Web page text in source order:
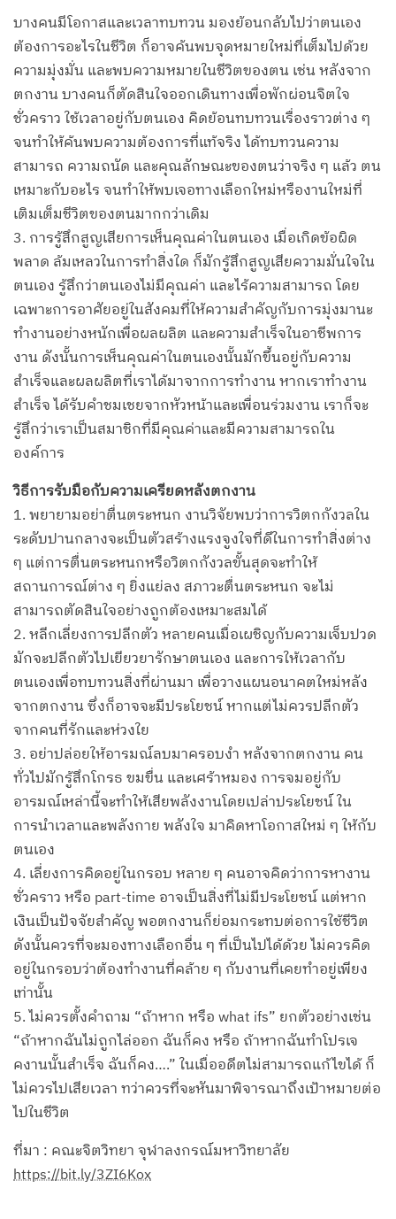
บางคนมีโอกาสและเวลาทบทวน มองย้อนกลับไปว่าตนเอง
ต้องการอะไรในชีวิต ก็อาจค้นพบจุดหมายใหม่ที่เต็มไปด้วย
ความมุ่งมั่น และพบความหมายในชีวิตของตน เช่น หลังจาก
ตกงาน บางคนก็ตัดสินใจออกเดินทางเพื่อพักผ่อนจิตใจ
ชั่วคราว ใช้เวลาอยู่กับตนเอง คิดย้อนทบทวนเรื่องราวต่าง ๆ
จนทำให้ค้นพบความต้องการที่แท้จริง ได้ทบทวนความ
สามารถ ความถนัด และคุณลักษณะของตนว่าจริง ๆ แล้ว ตน
เหมาะกับอะไร จนทำให้พบเจอทางเลือกใหม่หรืองานใหม่ที่
เติมเต็มชีวิตของตนมากกว่าเดิม
3. การรู้สึกสูญเสียการเห็นคุณค่าในตนเอง เมื่อเกิดข้อผิด
พลาด ล้มเหลวในการทำสิ่งใด ก็มักรู้สึกสูญเสียความมั่นใจใน
ตนเอง รู้สึกว่าตนเองไม่มีคุณค่า และไร้ความสามารถ โดย
เฉพาะการอาศัยอยู่ในสังคมที่ให้ความสำคัญกับการมุ่งมานะ
ทำงานอย่างหนักเพื่อผลผลิต และความสำเร็จในอาชีพการ
งาน ดังนั้นการเห็นคุณค่าในตนเองนั้นมักขึ้นอยู่กับความ
สำเร็จและผลผลิตที่เราได้มาจากการทำงาน หากเราทำงาน
สำเร็จ ได้รับคำชมเชยจากหัวหน้าและเพื่อนร่วมงาน เราก็จะ
รู้สึกว่าเราเป็นสมาชิกที่มีคุณค่าและมีความสามารถใน
องค์การ
วิธีการรับมือกับความเครียดหลังตกงาน
1. พยายามอย่าตื่นตระหนก งานวิจัยพบว่าการวิตกกังวลใน
ระดับปานกลางจะเป็นตัวสร้างแรงจูงใจที่ดีในการทำสิ่งต่าง
ๆ แต่การตื่นตระหนกหรือวิตกกังวลขั้นสุดจะทำให้
สถานการณ์ต่าง ๆ ยิ่งแย่ลง สภาวะตื่นตระหนก จะไม่
สามารถตัดสินใจอย่างถูกต้องเหมาะสมได้
2. หลีกเลี่ยงการปลีกตัว หลายคนเมื่อเผชิญกับความเจ็บปวด
มักจะปลีกตัวไปเยียวยารักษาตนเอง และการให้เวลากับ
ตนเองเพื่อทบทวนสิ่งที่ผ่านมา เพื่อวางแผนอนาคตใหม่หลัง
จากตกงาน ซึ่งก็อาจจะมีประโยชน์ หากแต่ไม่ควรปลีกตัว
จากคนที่รักและห่วงใย
3. อย่าปล่อยให้อารมณ์ลบมาครอบงำ หลังจากตกงาน คน
ทั่วไปมักรู้สึกโกรธ ขมขื่น และเศร้าหมอง การจมอยู่กับ
อารมณ์เหล่านี้จะทำให้เสียพลังงานโดยเปล่าประโยชน์ ใน
การนำเวลาและพลังกาย พลังใจ มาคิดหาโอกาสใหม่ ๆ ให้กับ
ตนเอง
4. เลี่ยงการคิดอยู่ในกรอบ หลาย ๆ คนอาจคิดว่าการหางาน
ชั่วคราว หรือ part-time อาจเป็นสิ่งที่ไม่มีประโยชน์ แต่หาก
เงินเป็นปัจจัยสำคัญ พอตกงานก็ย่อมกระทบต่อการใช้ชีวิต
ดังนั้นควรที่จะมองทางเลือกอื่น ๆ ที่เป็นไปได้ด้วย ไม่ควรคิด
อยู่ในกรอบว่าต้องทำงานที่คล้าย ๆ กับงานที่เคยทำอยู่เพียง
เท่านั้น
5. ไม่ควรตั้งคำถาม “ถ้าหาก หรือ what ifs” ยกตัวอย่างเช่น
“ถ้าหากฉันไม่ถูกไล่ออก ฉันก็คง หรือ ถ้าหากฉันทำโปรเจ
คงานนั้นสำเร็จ ฉันก็คง….” ในเมื่ออดีตไม่สามารถแก้ไขได้ ก็
ไม่ควรไปเสียเวลา ทว่าควรที่จะหันมาพิจารณาถึงเป้าหมายต่อ
ไปในชีวิต
ที่มา : คณะจิตวิทยา จุฬาลงกรณ์มหาวิทยาลัย
https://bit.ly/3ZI6Kox